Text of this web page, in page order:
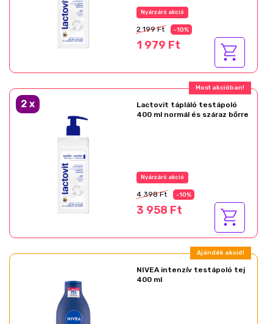
Nyárzáró akció
2 199 Ft -10%
1 979 Ft
Most akcióban!
2 x
Lactovit tápláló testápoló
400 ml normál és száraz bőrre
Nyárzáró akció
4 398 Ft -10%
3 958 Ft
Ajándék akció!
NIVEA intenzív testápoló tej
400 ml